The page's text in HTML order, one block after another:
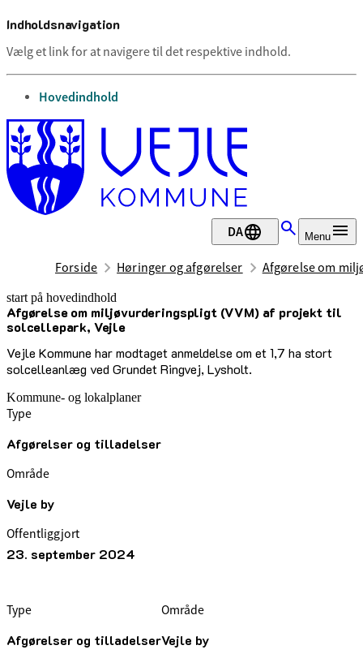
Indholdsnavigation
Vælg et link for at navigere til det respektive indhold.
gå til
Hovedindhold
DA Menu
Forside Høringer og afgørelser Afgørelse om
start på hovedindhold
Afgørelse om miljøvurderingspligt (VVM) af projekt til
solcellepark, Vejle
Vejle Kommune har modtaget anmeldelse om et 1,7 ha stort
solcelleanlæg ved Grundet Ringvej, Lysholt.
senest opdateret 22. april 2025
Kommune- og lokalplaner
Type
Afgørelser og tilladelser
Område
Vejle by
Offentliggjort
23. september 2024
Type
Afgørelser og tilladelser
Område
Vejle by